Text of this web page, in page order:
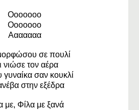
Οοοοοοο
Οοοοοοο
Ααααααα
σε πουλί
νιώσε τον αέρα
γυναίκα σαν κουκλί
στην εξέδρα
με, Φίλα με ξανά